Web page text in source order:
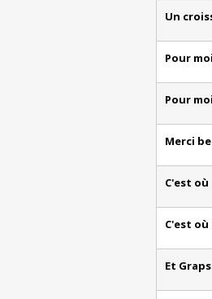
Un
Pour
Pour
Merci
C'est où
C'est où
Et